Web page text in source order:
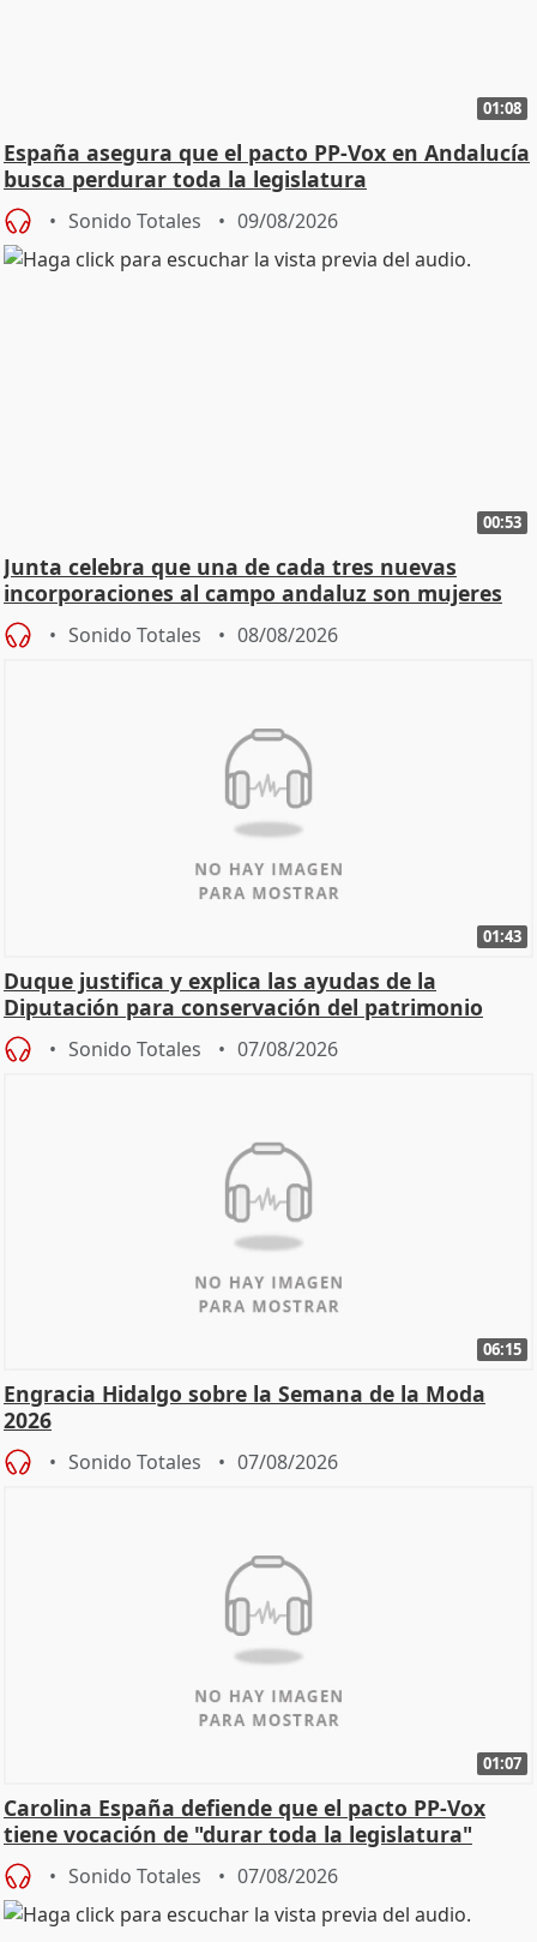
01:08
España asegura que el pacto PP-Vox en Andalucía
busca perdurar toda la legislatura
Sonido Totales 09/08/2026
00:53
Junta celebra que una de cada tres nuevas
incorporaciones al campo andaluz son mujeres
jóvenes
Sonido Totales 08/08/2026
01:43
Duque justifica y explica las ayudas de la
Diputación para conservación del patrimonio
Sonido Totales 07/08/2026
06:15
Engracia Hidalgo sobre la Semana de la Moda
2026
Sonido Totales 07/08/2026
01:07
Carolina España defiende que el pacto PP-Vox
tiene vocación de "durar toda la legislatura"
Sonido Totales 07/08/2026